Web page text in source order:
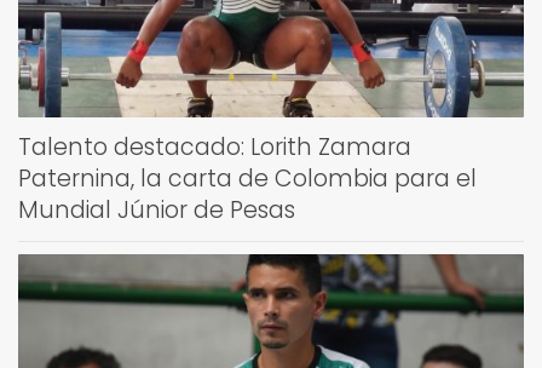
Talento destacado: Lorith Zamara
Paternina, la carta de Colombia para el
Mundial Júnior de Pesas